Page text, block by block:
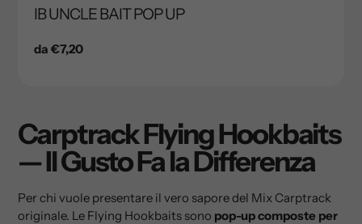
IB UNCLE BAIT POP UP
Prezzo
da €7,20
Carptrack Flying Hookbaits
— Il Gusto Fa la Differenza
Per chi vuole presentare il vero sapore del Mix Carptrack
originale. Le Flying Hookbaits sono pop-up composte per